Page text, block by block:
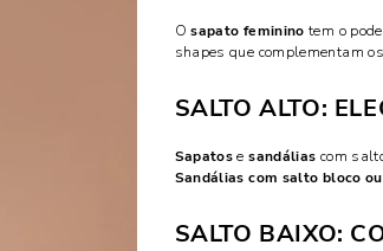
Osapato feminino tem o
shapes que complementam
SALTO ALTO:
Sapatosesandálias com
Sandálias com salto bloco
SALTO BAIXO: